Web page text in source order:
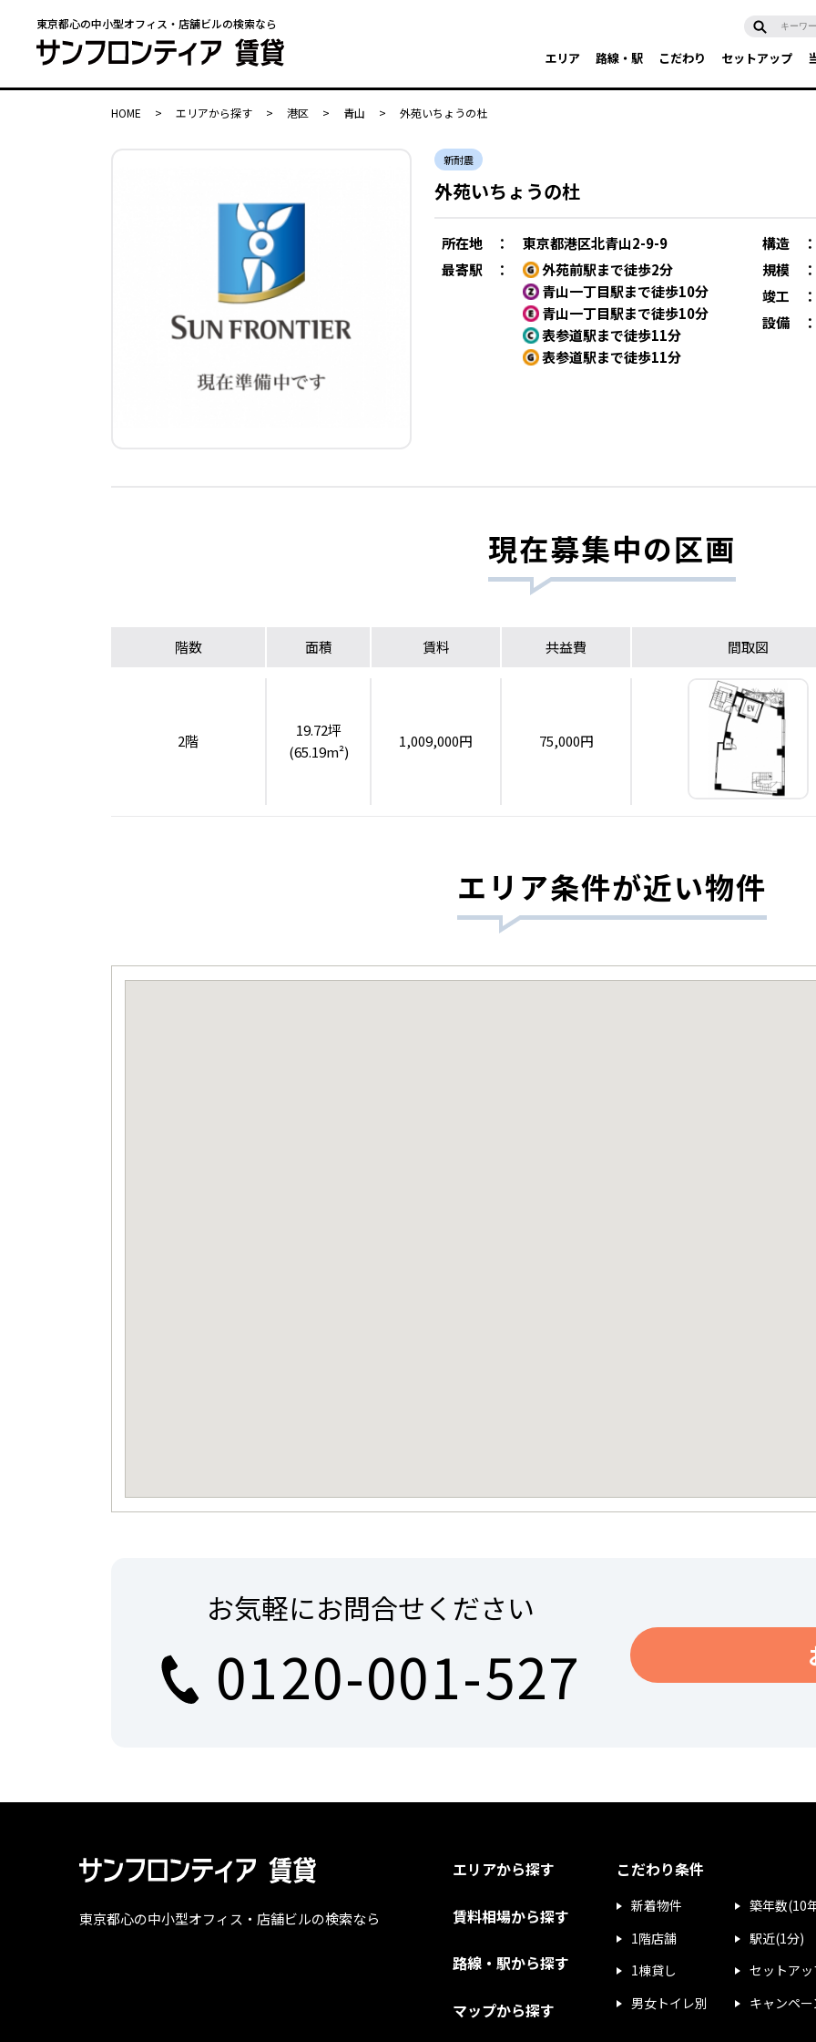
東京都心の中小型オフィス・店舗ビルの検索なら
エリア 路線・駅 こだわり セットアップ
HOME > エリアから探す > 港区 > 青山 > 外苑いちょうの杜
新耐震
外苑いちょうの杜
所在地 ：
東京都港区北青山2-9-9
最寄駅
：
外苑前駅まで徒歩2分
青山一丁目駅まで徒歩10分
青山一丁目駅まで徒歩10分
表参道駅まで徒歩11分
表参道駅まで徒歩11分
構造 ：
規模
：
竣工
：
設備
：
現在募集中の区画
階数 面積 賃料 共益費 間取図
2階
19.72坪
(65.19m²)
1,009,000円 75,000円
エリア条件が近い物件
お気軽にお問合せください
0120-001-527
東京都心の中小型オフィス・店舗ビルの検索なら
エリアから探す
賃料相場から探す
路線・駅から探す
マップから探す
こだわり条件
新着物件
築年数(10
1階店舗
駅近(1分)
1棟貸し
セットア
男女トイレ別
キャンペ